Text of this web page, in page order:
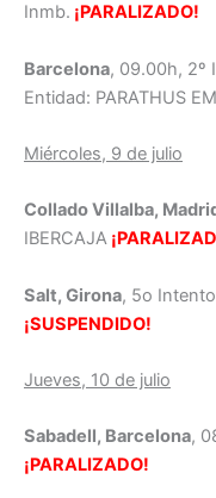
Inmb. ¡PARALIZADO!
Barcelona, 09.00h, 2º
Entidad: PARATHUS
Miércoles, 9 de julio
Collado Villalba,
IBERCAJA
Salt, Girona, 5o
¡SUSPENDIDO!
Jueves, 10 de julio
Sabadell, Barcelona,
¡PARALIZADO!